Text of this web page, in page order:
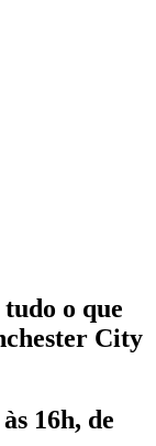
o que
City
16h, de